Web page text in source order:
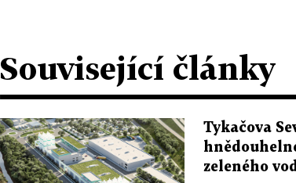
Související články
Tykačova
zeleného